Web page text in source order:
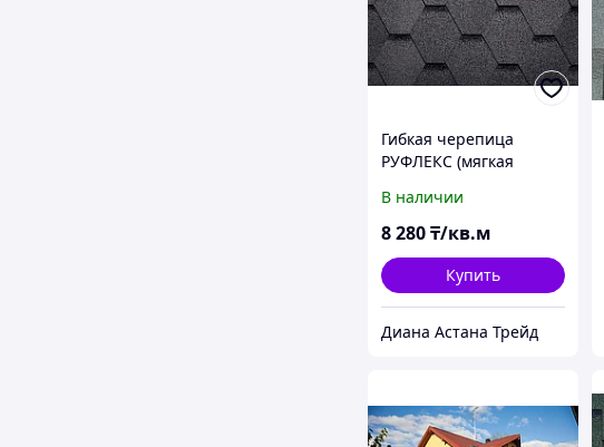
Гибкая черепица
РУФЛЕКС (мягкая
модифицированная,
Гарантия 35 лет, Сота
В наличии
8 280₸/кв.м
Купить
Диана Астана Трейд